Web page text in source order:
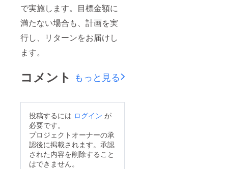
で実施します。目標金額に
満たない場合も、計画を実
行し、リターンをお届けし
ます。
コメント もっと見る
投稿するには ログイン が
必要です。
プロジェクトオーナーの承
認後に掲載されます。承認
された内容を削除すること
はできません。